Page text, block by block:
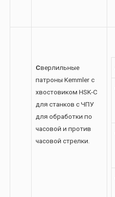
Сверлильные
патроны Kemmler с
хвостовиком HSK-C
для станков с ЧПУ
для обработки по
часовой и против
часовой стрелки.